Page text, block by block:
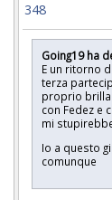
348
Going19 ha
E un ritorno
terza
proprio
con Fedez e
mi
Io a questo
comunque